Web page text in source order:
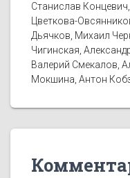
Станислав
Цветкова-
Дьячков, Михаил
Чигинская,
Валерий Смекалов,
Мокшина, Антон